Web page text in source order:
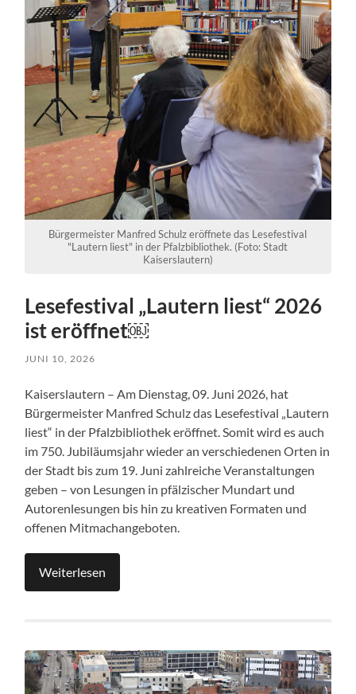
Bürgermeister Manfred Schulz eröffnete das Lesefestival
"Lautern liest" in der Pfalzbibliothek. (Foto: Stadt
Kaiserslautern)
Lesefestival „Lautern liest“ 2026
ist eröffnet￼
JUNI 10, 2026
Kaiserslautern – Am Dienstag, 09. Juni 2026, hat
Bürgermeister Manfred Schulz das Lesefestival „Lautern
liest“ in der Pfalzbibliothek eröffnet. Somit wird es auch
im 750. Jubiläumsjahr wieder an verschiedenen Orten in
der Stadt bis zum 19. Juni zahlreiche Veranstaltungen
geben – von Lesungen in pfälzischer Mundart und
Autorenlesungen bis hin zu kreativen Formaten und
offenen Mitmachangeboten.
Weiterlesen